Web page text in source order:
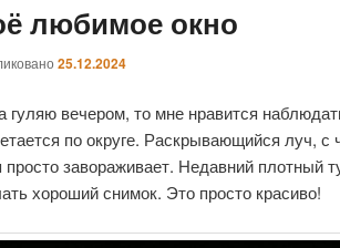
любимое окно
25.12.2024
гуляю вечером, то мне нравится
по округе. Раскрывающийся луч, с
просто завораживает. Недавний плотный
хороший снимок. Это просто красиво!